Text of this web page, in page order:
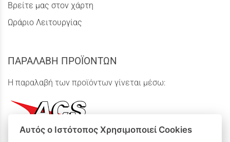
Βρείτε μας στον χάρτη
Ωράριο Λειτουργίας
ΠΑΡΑΛΑΒΗ ΠΡΟΪΟΝΤΩΝ
Η παραλαβή των προϊόντων γίνεται μέσω:
Αυτός ο Ιστότοπος Χρησιμοποιεί Cookies